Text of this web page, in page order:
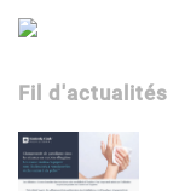
Fil d'actualités